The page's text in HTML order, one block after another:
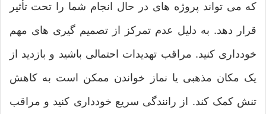
که می تواند پروژه های در حال انجام شما را تحت تأثیر
قرار دهد. به دلیل عدم تمرکز از تصمیم گیری های مهم
خودداری کنید. مراقب تهدیدات احتمالی باشید و بازدید از
یک مکان مذهبی یا نماز خواندن ممکن است به کاهش
تنش کمک کند. از رانندگی سریع خودداری کنید و مراقب